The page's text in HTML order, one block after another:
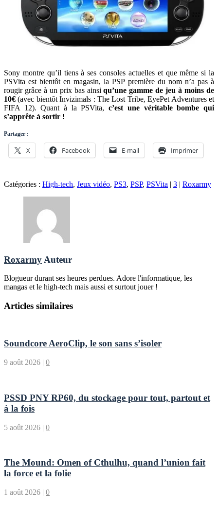
Sony montre qu’il tiens à ses consoles actuelles et que même si la
PSVita est bientôt en magasin, la PSP première du nom n’a pas à
rougir grâce à un prix bas ainsiqu’une gamme de jeu à moins de
10€ (avec bientôt Invizimals : The Lost Tribe, EyePet Adventures et
FIFA 12). Quant à la PSVita,c’est une véritable bombe qui
s’apprête à sortir !
Partager :
X Facebook E-mail Imprimer
Catégories : High-tech, Jeux vidéo, PS3, PSP, PSVita | 3 | Roxarmy
Roxarmy Auteur
Blogueur durant ses heures perdues. Adore l'informatique, les
mangas et le high-tech mais aussi et surtout jouer !
Articles similaires
Soundcore AeroClip, le son sans s’isoler
9 août 2026 | 0
PSSD PNY RP60, du stockage pour tout, partout et
à la fois
5 août 2026 | 0
The Mound: Omen of Cthulhu, quand l’union fait
la force et la folie
1 août 2026 | 0